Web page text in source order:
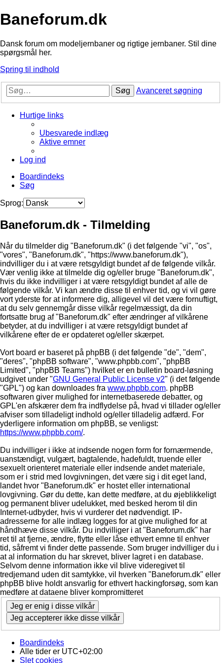
Baneforum.dk
Dansk forum om modeljernbaner og rigtige jernbaner. Stil dine
spørgsmål her.
Spring til indhold
Søg Avanceret søgning
Hurtige links
Ubesvarede indlæg
Aktive emner
Log ind
Boardindeks
Søg
Sprog:
Baneforum.dk - Tilmelding
Når du tilmelder dig "Baneforum.dk" (i det følgende "vi", "os",
"vores", "Baneforum.dk", "https://www.baneforum.dk"),
indvilliger du i at være retsgyldigt bundet af de følgende vilkår.
Vær venlig ikke at tilmelde dig og/eller bruge "Baneforum.dk",
hvis du ikke indvilliger i at være retsgyldigt bundet af alle de
følgende vilkår. Vi kan ændre disse til enhver tid, og vi vil gøre
vort yderste for at informere dig, alligevel vil det være fornuftigt,
at du selv gennemgår disse vilkår regelmæssigt, da din
fortsatte brug af "Baneforum.dk" efter ændringer af vilkårene
betyder, at du indvilliger i at være retsgyldigt bundet af
vilkårene efter de er opdateret og/eller skærpet.
Vort board er baseret på phpBB (i det følgende "de", "dem",
"deres", "phpBB software", "www.phpbb.com", "phpBB
Limited", "phpBB Teams") hvilket er en bulletin board-løsning
udgivet under "GNU General Public License v2" (i det følgende
"GPL") og kan downloades fra www.phpbb.com. phpBB
softwaren giver mulighed for internetbaserede debatter, og
GPL'en afskærer dem fra indflydelse på, hvad vi tillader og/eller
afviser som tilladeligt indhold og/eller tilladelig adfærd. For
yderligere information om phpBB, se venligst:
https://www.phpbb.com/.
Du indvilliger i ikke at indsende nogen form for fornærmende,
uanstændigt, vulgært, bagtalende, hadefuldt, truende eller
sexuelt orienteret materiale eller indsende andet materiale,
som er i strid med lovgivningen, det være sig i dit eget land,
landet hvor "Baneforum.dk" er hostet eller international
lovgivning. Gør du dette, kan dette medføre, at du øjeblikkeligt
og permanent bliver udelukket, med besked herom til din
Internet-udbyder, hvis vi vurderer det nødvendigt. IP-
adresserne for alle indlæg logges for at give mulighed for at
håndhæve disse vilkår. Du indvilliger i at "Baneforum.dk" har
ret til at fjerne, ændre, flytte eller låse ethvert emne til enhver
tid, såfremt vi finder dette passende. Som bruger indvilliger du i
at al information du har skrevet, bliver lagret i en database.
Selvom denne information ikke vil blive videregivet til
tredjemand uden dit samtykke, vil hverken "Baneforum.dk" eller
phpBB blive holdt ansvarlig for ethvert hackingforsøg, som kan
medføre at dataene bliver kompromitteret
Boardindeks
Alle tider er UTC+02:00
Slet cookies